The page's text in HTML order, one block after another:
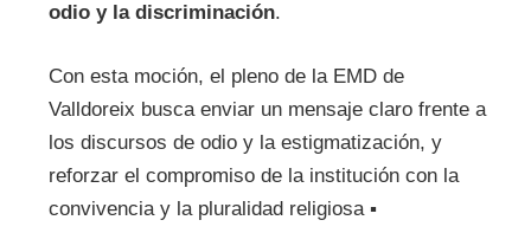
odio y la discriminación.
Con esta moción, el pleno de la EMD de
Valldoreix busca enviar un mensaje claro frente a
los discursos de odio y la estigmatización, y
reforzar el compromiso de la institución con la
convivencia y la pluralidad religiosa ▪